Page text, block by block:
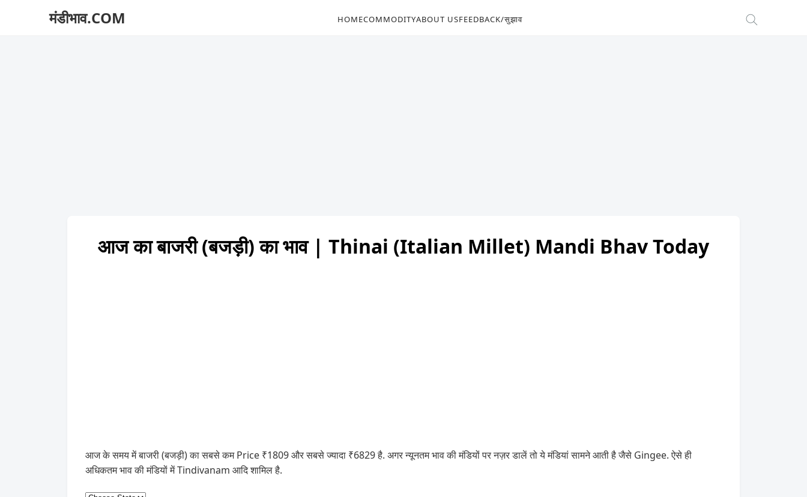
मंडीभाव.COM HOMECOMMODITYABOUT USFEEDBACK/सुझाव
आज का बाजरी (बजड़ी) का भाव | Thinai (Italian Millet) Mandi Bhav Today
आज के समय में बाजरी (बजड़ी) का सबसे कम Price ₹1809 और सबसे ज्यादा ₹6829 है. अगर न्यूनतम भाव की मंडियों पर नज़र डालें तो ये मंडियां सामने आती है जैसे Gingee. ऐसे ही
अधिकतम भाव की मंडियों में Tindivanam आदि शामिल है.